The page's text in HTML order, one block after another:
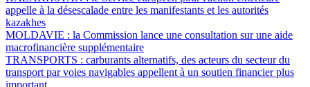
appelle à la désescalade entre les manifestants et les autorités
kazakhes
MOLDAVIE : la Commission lance une consultation sur une aide
macrofinancière supplémentaire
TRANSPORTS : carburants alternatifs, des acteurs du secteur du
transport par voies navigables appellent à un soutien financier plus
important